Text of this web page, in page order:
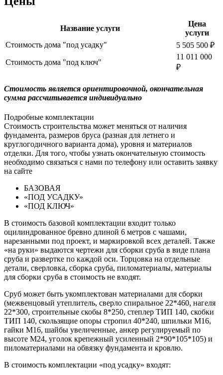
Название услуги
Цена
услуги
Стоимость дома "под усадку"
5 505 500 ₽
Стоимость дома "под ключ"
11 011 000
₽
Cтоимость является ориентировочной, окончательная
сумма рассчитывается индивидуально
Подробные комплектации
Стоимость строительства может меняться от наличия
фундамента, размеров бруса (разная для летнего и
круглогодичного варианта дома), уровня и материалов
отделки. Для того, чтобы узнать окончательную стоимость
необходимо связаться с нами по телефону или оставить заявку
на сайте
БАЗОВАЯ
«ПОД УСАДКУ»
«ПОД КЛЮЧ»
В стоимость базовой комплектации входит только
оцилиндрованное бревно длиной 6 метров с чашами,
нарезанными под проект, и маркировкой всех деталей. Также
«на руки» выдаются чертежи для сборки сруба в виде плана
сруба и развертке по каждой оси. Торцовка на отдельные
детали, сверловка, сборка сруба, пиломатериалы, материалы
для сборки сруба в стоимость не входят.
Сруб может быть укомплектован материалами для сборки
(межвенцовый утеплитель, сверло спиральное 22*460, нагеля
22*300, строительные скобы 8*250, степлер ТИП 140, скобки
ТИП 140, скользящие опоры стропил 40*240, шпильки М16,
гайки М16, шайбы увеличенные, анкер регулируемый по
высоте М24, уголок крепежный усиленный 2*90*105*105) и
пиломатериалами на обвязку фундамента и кровлю.
В стоимость комплектации «под усадку» входят: